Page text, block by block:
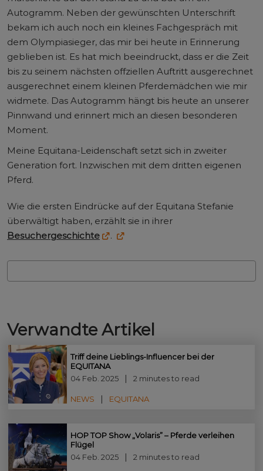
Autogramm. Neben der gewünschten Unterschrift
bekam ich auch noch ein kleines Fachgespräch mit
dem Olympiasieger, das mir bei heute in Erinnerung
geblieben ist. Es hat mich beeindruckt, dass er die Zeit
bis zu seinem nächsten offziellen Auftritt ausgerechnet
ausgerechnet einem kleinen Pferdemädchen wie mir
widmete. Das Autogramm hängt bis heute an unserer
Pinnwand und erinnert mich an diesen besonderen
Moment.
Meine Equitana-Leidenschaft setzt sich in zweiter
Generation fort. Inzwischen mit dem dritten eigenen
Pferd.
Wie die ersten Eindrücke auf der Equitana Stefanie
überwältigt haben, erzählt sie in ihrer
Besuchergeschichte
.
Verwandte Artikel
Triff deine Lieblings-Influencer bei der
EQUITANA
04 Feb. 2025
2 minutes to read
NEWS EQUITANA
HOP TOP Show „Volaris” – Pferde verleihen
Flügel
04 Feb. 2025
2 minutes to read